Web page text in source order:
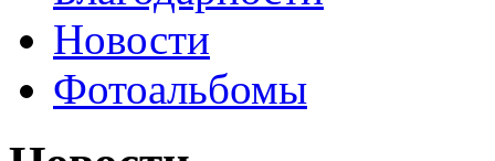
Новости
Фотоальбомы